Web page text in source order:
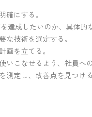
確にする。
達成したいのか、具体的
な技術を選定する。
画を立てる。
いこなせるよう、社員へ
測定し、改善点を見つける